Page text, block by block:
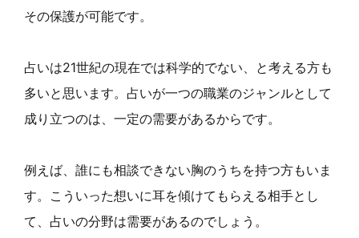
その保護が可能です。
占いは21世紀の現在では科学的でない、と考える方も
多いと思います。占いが一つの職業のジャンルとして
成り立つのは、一定の需要があるからです。
例えば、誰にも相談できない胸のうちを持つ方もいま
す。こういった想いに耳を傾けてもらえる相手とし
て、占いの分野は需要があるのでしょう。